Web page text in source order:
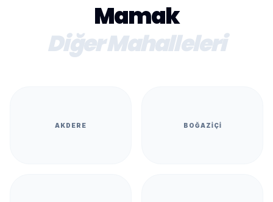
Mamak
Diğer Mahalleleri
AKDERE BOĞAZIÇI